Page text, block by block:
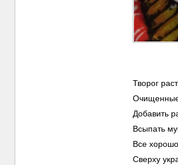
Творог
Очищенные
Добавить
Всыпать
Все
Сверху